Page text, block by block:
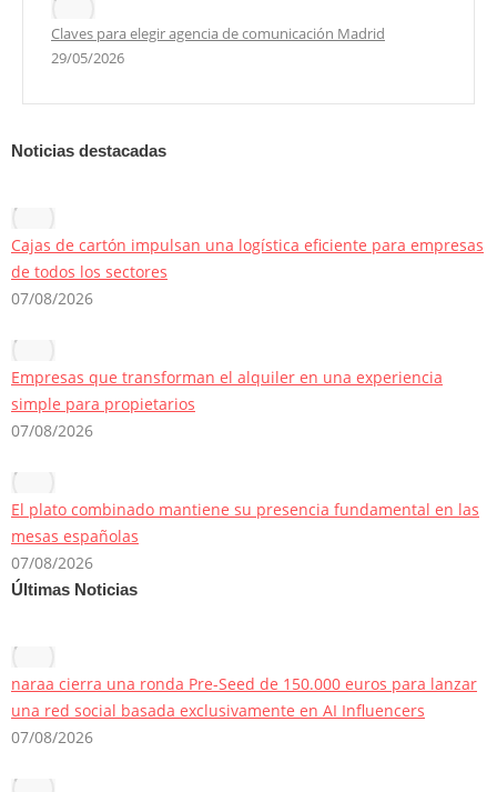
Claves para elegir agencia de comunicación Madrid
29/05/2026
Noticias destacadas
Cajas de cartón impulsan una logística eficiente para empresas
de todos los sectores
07/08/2026
Empresas que transforman el alquiler en una experiencia
simple para propietarios
07/08/2026
El plato combinado mantiene su presencia fundamental en las
mesas españolas
07/08/2026
Últimas Noticias
naraa cierra una ronda Pre-Seed de 150.000 euros para lanzar
una red social basada exclusivamente en AI Influencers
07/08/2026